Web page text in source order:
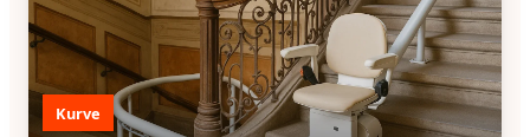
Kurve